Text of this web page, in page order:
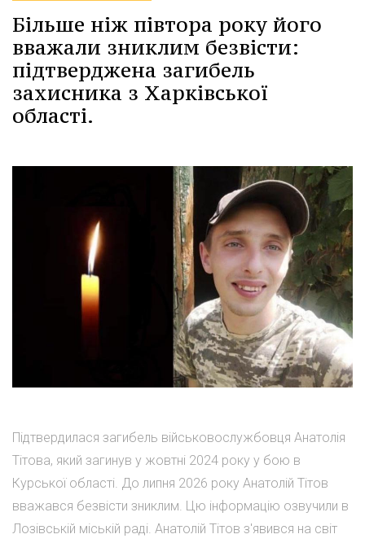
Більше ніж півтора року його
вважали зниклим безвісти:
підтверджена загибель
захисника з Харківської
області.
Підтвердилася загибель військовослужбовця Анатолія
Тітова, який загинув у жовтні 2024 року у бою в
Курської області. До липня 2026 року Анатолій Тітов
вважався безвісти зниклим. Цю інформацію озвучили в
Лозівській міській раді. Анатолій Тітов з'явився на світ